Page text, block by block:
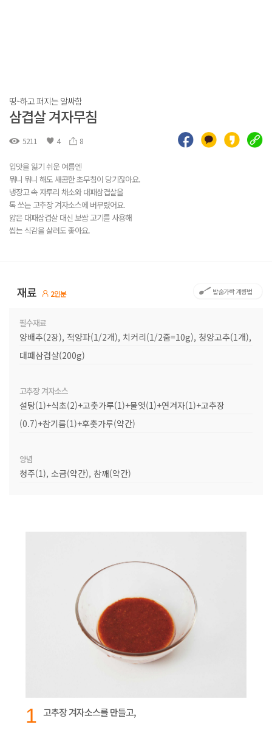
띵~하고 퍼지는 알싸함
삼겹살 겨자무침
5211 4 8
입맛을 잃기 쉬운 여름엔
뭐니 뭐니 해도 새콤한 초무침이 당기잖아요.
냉장고 속 자투리 채소와 대패삼겹살을
톡 쏘는 고추장 겨자소스에 버무렸어요.
얇은 대패삼겹살 대신 보쌈 고기를 사용해
씹는 식감을 살려도 좋아요.
재료 2인분 밥숟가락 계량법
필수재료
양배추(2장), 적양파(1/2개), 치커리(1/2줌=10g), 청양고추(1개),
대패삼겹살(200g)
고추장 겨자소스
설탕(1)+식초(2)+고춧가루(1)+물엿(1)+연겨자(1)+고추장
(0.7)+참기름(1)+후춧가루(약간)
양념
청주(1), 소금(약간), 참깨(약간)
1 고추장 겨자소스를 만들고,